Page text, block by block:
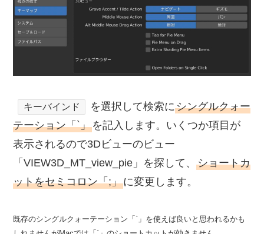
キーバインド を選択して検索にシングルクォー
テーション「`」を記入します。いくつか項目が
表示されるので3Dビューのビュー
「VIEW3D_MT_view_pie」を探して、ショートカ
ットをセミコロン「;」に変更します。
既存のシングルクォーテーション「`」を使えば良いと思われるかも